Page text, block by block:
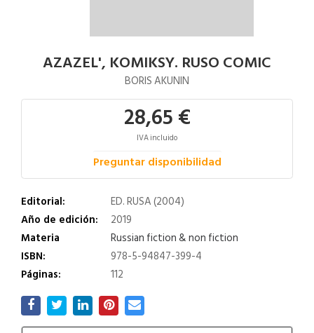
AZAZEL', KOMIKSY. RUSO COMIC
BORIS AKUNIN
28,65 €
IVA incluido
Preguntar disponibilidad
Editorial:
ED. RUSA (2004)
Año de edición:
2019
Materia
Russian fiction & non fiction
ISBN:
978-5-94847-399-4
Páginas:
112